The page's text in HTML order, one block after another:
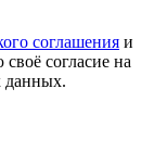
соглашения и
согласие на
данных.